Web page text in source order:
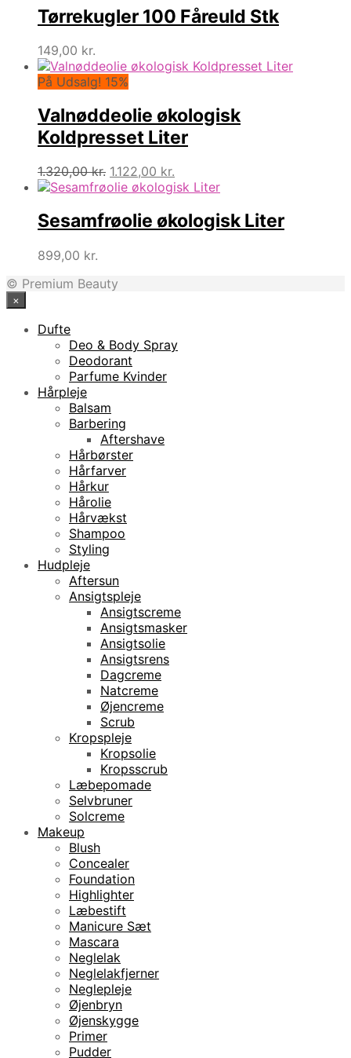
Tørrekugler 100 Fåreuld Stk
149,00 kr.
På Udsalg! 15%
Valnøddeolie økologisk
Koldpresset Liter
1.320,00kr. Den
oprindelige
var:
1.320,00 kr..
1.122,00 kr.
aktuelle
er:
1.122,00 kr..
Sesamfrøolie økologisk Liter
899,00 kr.
© Premium Beauty
×
Dufte
Deo & Body Spray
Deodorant
Parfume Kvinder
Hårpleje
Balsam
Barbering
Aftershave
Hårbørster
Hårfarver
Hårkur
Hårolie
Hårvækst
Shampoo
Styling
Hudpleje
Aftersun
Ansigtspleje
Ansigtscreme
Ansigtsmasker
Ansigtsolie
Ansigtsrens
Dagcreme
Natcreme
Øjencreme
Scrub
Kropspleje
Kropsolie
Kropsscrub
Læbepomade
Selvbruner
Solcreme
Makeup
Blush
Concealer
Foundation
Highlighter
Læbestift
Manicure Sæt
Mascara
Neglelak
Neglelakfjerner
Neglepleje
Øjenbryn
Øjenskygge
Primer
Pudder